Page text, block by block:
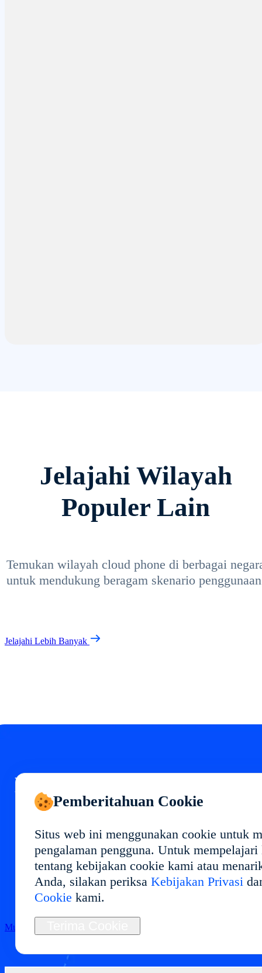
Jelajahi Wilayah
Populer Lain
Temukan wilayah cloud phone di berbagai
untuk mendukung beragam skenario
Jelajahi Lebih Banyak
Mulai Cloud Phone Anda
di
Terapkan lingkungan cloud phone di dengan
performa stabil dan penggunaan fleksibel.
Ideal untuk manajemen multi-akun, pengujian
aplikasi, otomasi, dan operasi jangka panjang.
Mulai
Pemberitahuan Cookie
Situs web ini menggunakan cookie untuk
pengalaman pengguna. Untuk
tentang kebijakan cookie kami atau
Anda, silakan periksa Kebijakan Privasi
Cookie kami.